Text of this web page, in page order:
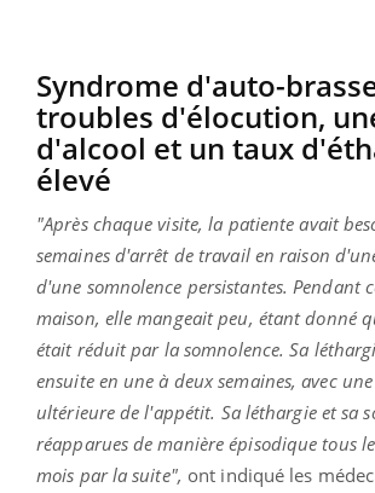
Syndrome d'auto-
troubles d'élocution,
d'alcool et un taux
élevé
"Après chaque visite, la patiente avait
semaines d'arrêt de travail en raison
d'une somnolence persistantes. Pendant
maison, elle mangeait peu, étant donné
était réduit par la somnolence. Sa
ensuite en une à deux semaines, avec
ultérieure de l'appétit. Sa léthargie et sa
réapparues de manière épisodique tous
mois par la suite", ont indiqué les